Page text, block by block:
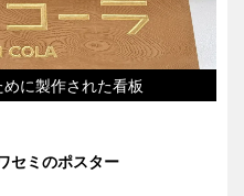
に製作された看板
セミのポスター